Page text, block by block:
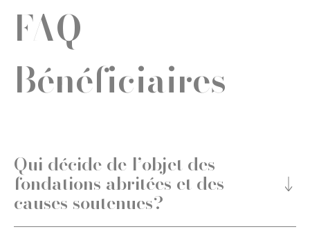
FAQ
Bénéficiaires
Qui décide de l’objet des
fondations abritées et des
causes soutenues?